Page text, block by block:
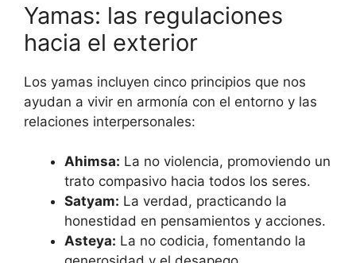
Yamas: las regulaciones
hacia el exterior
Los yamas incluyen cinco principios que nos
ayudan a vivir en armonía con el entorno y las
relaciones interpersonales:
Ahimsa: La no violencia, promoviendo un
trato compasivo hacia todos los seres.
Satyam: La verdad, practicando la
honestidad en pensamientos y acciones.
Asteya: La no codicia, fomentando la